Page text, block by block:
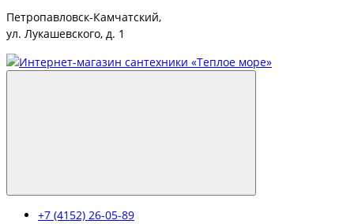
Петропавловск-Камчатский,
ул. Лукашевского, д. 1
+7 (4152) 26-05-89